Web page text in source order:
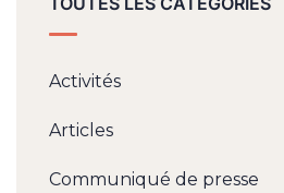
Activités
Articles
Communiqué de presse